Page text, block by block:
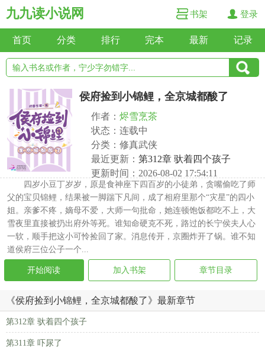
九九读小说网 书架 登录
首页 分类 排行 完本 最新 记录
侯府捡到小锦鲤，全京城都酸了
作者： 烬雪烹茶
状态：连载中
分类：修真武侠
最近更新： 第312章 驮着四个孩子
更新时间：2026-08-02 17:54:11
四岁小豆丁岁岁，原是食神座下四百岁的小徒弟，贪嘴偷吃了师
父的宝贝锦鲤，结果被一脚踹下凡间，成了相府里那个“灾星”的四小
姐。亲爹不疼，嫡母不爱，大师一句批命，她连顿饱饭都吃不上，大
雪夜里直接被扔出府外等死。谁知命硬克不死，路过的长宁侯夫人心
一软，顺手把这小可怜捡回了家。消息传开，京圈炸开了锅。谁不知
道侯府三位公子一个...
开始阅读 加入书架 章节目录
《侯府捡到小锦鲤，全京城都酸了》最新章节
第312章 驮着四个孩子
第311章 吓尿了